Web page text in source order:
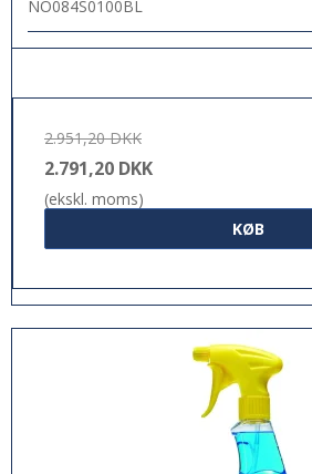
NO084S0100BL
2.951,20 DKK
2.791,20 DKK
(ekskl. moms)
KØB